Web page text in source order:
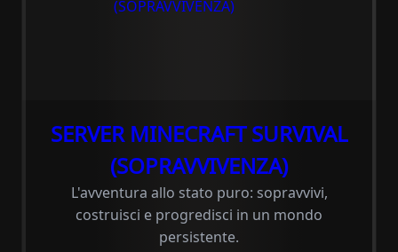
SERVER MINECRAFT SURVIVAL
(SOPRAVVIVENZA)
L'avventura allo stato puro: sopravvivi,
costruisci e progredisci in un mondo
persistente.